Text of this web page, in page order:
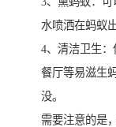
水喷洒在蚂蚁
4、清洁卫生
餐厅等易滋生
没。
需要注意的是